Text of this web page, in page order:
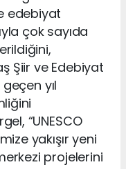
edebiyat
çok sayıda
Şiir ve Edebiyat
yıl
“UNESCO
yakışır yeni
projelerini